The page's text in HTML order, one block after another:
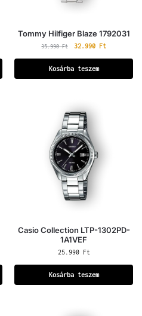
Tommy Hilfiger Blaze 1792031
35.990Ft 32.990 Ft
Kosárba teszem
Casio Collection LTP-1302PD-
1A1VEF
25.990 Ft
Kosárba teszem